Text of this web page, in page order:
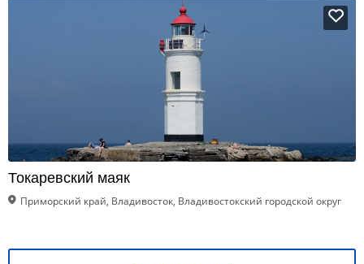
Токаревский маяк
Приморский край, Владивосток, Владивостокский городской округ